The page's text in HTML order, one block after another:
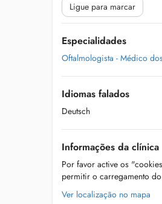
Ligue para marcar
Especialidades
Oftalmologista - Médico
Idiomas falados
Deutsch
Informações da clínica
Por favor active os
permitir o carregamento
Ver localização no mapa